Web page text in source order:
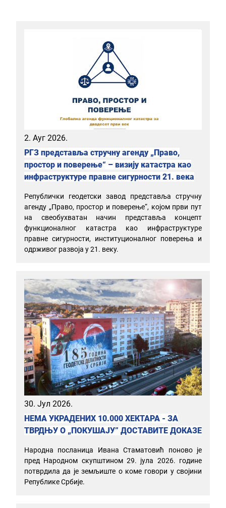
2. Ауг 2026.
РГЗ представља стручну агенду „Право,
простор и поверење“ – визију катастра као
инфраструктуре правне сигурности 21. века
Републички геодетски завод представља стручну
агенду „Право, простор и поверење“, којом први пут
на свеобухватан начин представља концепт
функционалног катастра као инфраструктуре
правне сигурности, институционалног поверења и
одрживог развоја у 21. веку.
30. Јул 2026.
НЕМА УКРАДЕНИХ 10.000 ХЕКТАРА - ЗА
ТВРДЊУ О „ПОКУШАЈУ” ДОСТАВИТЕ ДОКАЗЕ
Народна посланица Ивана Стаматовић поново је
пред Народном скупштином 29. јула 2026. године
потврдила да је земљиште о коме говори у својини
Републике Србије.